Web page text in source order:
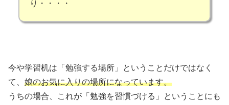
り・・・・
今や学習机は「勉強する場所」ということだけではなく
て、 娘のお気に入りの場所になっています。
うちの場合、これが「勉強を習慣づける」ということにも